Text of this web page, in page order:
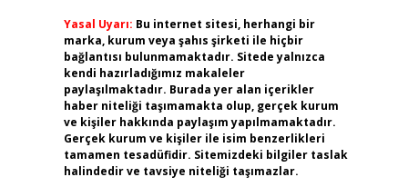
Yasal Uyarı: Bu internet sitesi, herhangi bir
marka, kurum veya şahıs şirketi ile hiçbir
bağlantısı bulunmamaktadır. Sitede yalnızca
kendi hazırladığımız makaleler
paylaşılmaktadır. Burada yer alan içerikler
haber niteliği taşımamakta olup, gerçek kurum
ve kişiler hakkında paylaşım yapılmamaktadır.
Gerçek kurum ve kişiler ile isim benzerlikleri
tamamen tesadüfidir. Sitemizdeki bilgiler taslak
halindedir ve tavsiye niteliği taşımazlar.